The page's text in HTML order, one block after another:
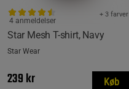
Star Mesh T-shirt, Navy
+ 3 farver
4 anmeldelser
Star Wear
239 kr Køb